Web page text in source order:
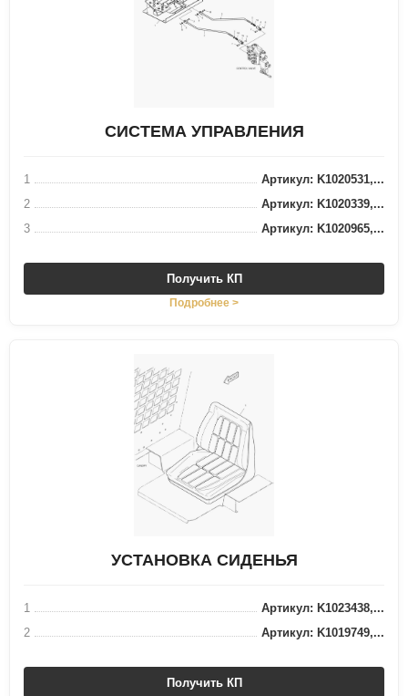
СИСТЕМА УПРАВЛЕНИЯ
1
Артикул: K1020531,...
2
Артикул: K1020339,...
3
Артикул: K1020965,...
Получить КП
Подробнее >
УСТАНОВКА СИДЕНЬЯ
1
Артикул: K1023438,...
2
Артикул: K1019749,...
Получить КП